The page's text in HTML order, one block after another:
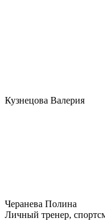
Кузнецова Валерия
Черанева Полина
Личный тренер,